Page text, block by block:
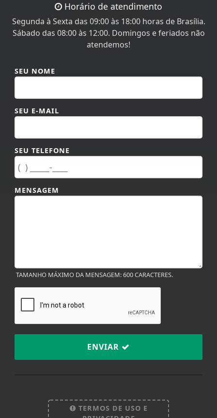
Horário de atendimento
Segunda à Sexta das 09:00 às 18:00 horas de Brasília.
Sábado das 08:00 às 12:00. Domingos e feriados não
atendemos!
SEU NOME
SEU E-MAIL
SEU TELEFONE
MENSAGEM
TAMANHO MÁXIMO DA MENSAGEM: 600 CARACTERES.
ENVIAR
TERMOS DE USO E
entendemos que você concorda com nossos Termos
de Uso e Privacidade.